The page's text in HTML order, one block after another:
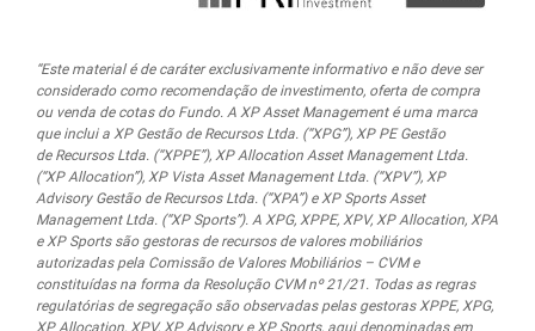
“Este material é de caráter exclusivamente informativo e não deve ser
considerado como recomendação de investimento, oferta de compra
ou venda de cotas do Fundo. A XP Asset Management é uma marca
que inclui a XP Gestão de Recursos Ltda. (“XPG”), XP PE Gestão
de Recursos Ltda. (“XPPE”), XP Allocation Asset Management Ltda.
(“XP Allocation”), XP Vista Asset Management Ltda. (“XPV”), XP
Advisory Gestão de Recursos Ltda. (“XPA”) e XP Sports Asset
Management Ltda. (“XP Sports”). A XPG, XPPE, XPV, XP Allocation, XPA
e XP Sports são gestoras de recursos de valores mobiliários
autorizadas pela Comissão de Valores Mobiliários – CVM e
constituídas na forma da Resolução CVM nº 21/21. Todas as regras
regulatórias de segregação são observadas pelas gestoras XPPE, XPG,